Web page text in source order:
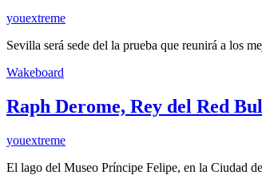
youextreme
Sevilla será sede del la prueba que reunirá a los
Wakeboard
Raph Derome, Rey del Red
youextreme
El lago del Museo Príncipe Felipe, en la Ciudad